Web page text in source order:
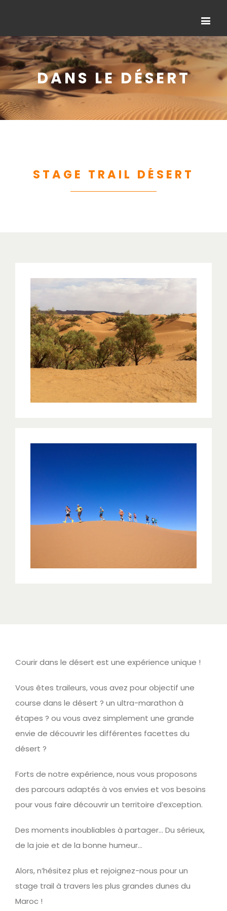
DANS LE DÉSERT
STAGE TRAIL DÉSERT
Courir dans le désert est une expérience unique !
Vous êtes traileurs, vous avez pour objectif une
course dans le désert ? un ultra-marathon à
étapes ? ou vous avez simplement une grande
envie de découvrir les différentes facettes du
désert ?
Forts de notre expérience, nous vous proposons
des parcours adaptés à vos envies et vos besoins
pour vous faire découvrir un territoire d’exception.
Des moments inoubliables à partager… Du sérieux,
de la joie et de la bonne humeur…
Alors, n’hésitez plus et rejoignez-nous pour un
stage trail à travers les plus grandes dunes du
Maroc !